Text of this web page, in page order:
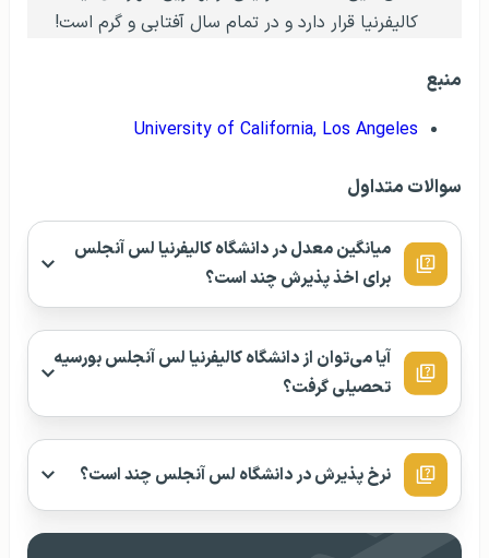
کالیفرنیا قرار دارد و در تمام سال آفتابی و گرم است!
منبع
University of California, Los Angeles
سوالات متداول
میانگین معدل در دانشگاه کالیفرنیا لس آنجلس
برای اخذ پذیرش چند است؟
آیا می‌توان از دانشگاه کالیفرنیا لس آنجلس بورسیه
تحصیلی گرفت؟
نرخ پذیرش در دانشگاه لس آنجلس چند است؟